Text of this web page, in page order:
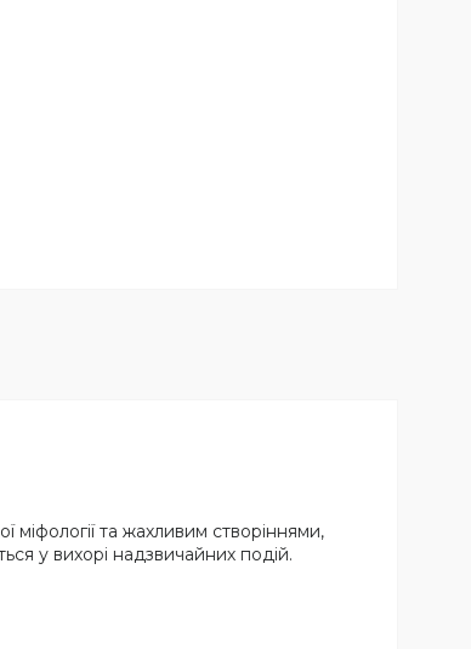
міфології та жахливим створіннями,
у вихорі надзвичайних подій.